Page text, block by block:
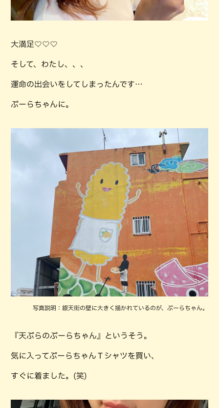
大満足♡♡♡
そして、わたし、、、
運命の出会いをしてしまったんです…
ぷーらちゃんに。
写真説明：銀天街の壁に大きく描かれているのが、ぷーらちゃん。
『天ぷらのぷーらちゃん』というそう。
気に入ってぷーらちゃんＴシャツを買い、
すぐに着ました。(笑)